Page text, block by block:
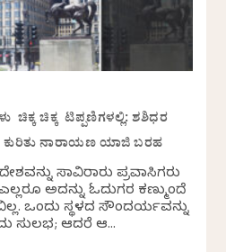
ಚಿಕ್ಕ ಚಿಕ್ಕ ಟಿಪ್ಪಣಿಗಳಲ್ಲಿ: ಶಶಿಧರ
ನಾರಾಯಣ ಯಾಜಿ ಬರಹ
ಸಾವಿರಾರು ಪ್ರವಾಸಿಗರು
ಅದನ್ನು ಓದುಗರ ಕಣ್ಮುಂದೆ
ಒಂದು ಸ್ಥಳದ ಸೌಂದರ್ಯವನ್ನು
ಸುಲಭ; ಆದರೆ ಆ...